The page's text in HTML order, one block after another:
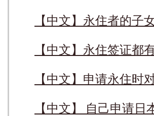
【中文】永住者的子
【中文】永住签证都
【中文】申请永住时
【中文】 自己申请